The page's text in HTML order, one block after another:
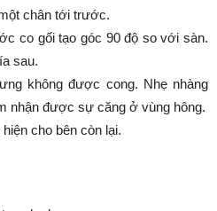
chân tới trước.
co gối tạo góc 90 độ so với sàn.
sau.
không được cong. Nhẹ nhàng
nhận được sự căng ở vùng hông.
cho bên còn lại.